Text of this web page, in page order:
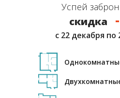
Успей
скидка
с 22 декабря по